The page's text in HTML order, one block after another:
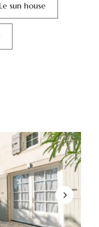
sun house